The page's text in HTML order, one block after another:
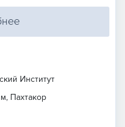
Институт
Пахтакор